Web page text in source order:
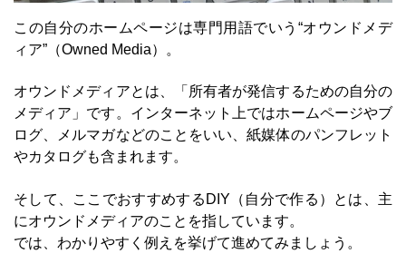
この自分のホームページは専門用語でいう“オウンドメデ
ィア”（Owned Media）。
オウンドメディアとは、「所有者が発信するための自分の
メディア」です。インターネット上ではホームページやブ
ログ、メルマガなどのことをいい、紙媒体のパンフレット
やカタログも含まれます。
そして、ここでおすすめするDIY（自分で作る）とは、主
にオウンドメディアのことを指しています。
では、わかりやすく例えを挙げて進めてみましょう。